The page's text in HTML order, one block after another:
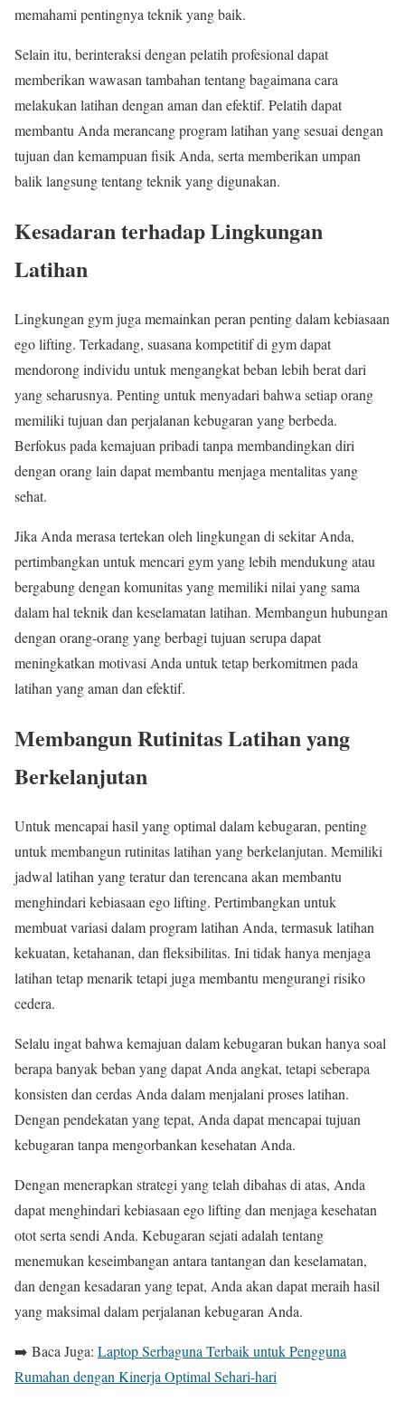
memahami pentingnya teknik yang baik.
Selain itu, berinteraksi dengan pelatih profesional dapat
memberikan wawasan tambahan tentang bagaimana cara
melakukan latihan dengan aman dan efektif. Pelatih dapat
membantu Anda merancang program latihan yang sesuai dengan
tujuan dan kemampuan fisik Anda, serta memberikan umpan
balik langsung tentang teknik yang digunakan.
Kesadaran terhadap Lingkungan
Latihan
Lingkungan gym juga memainkan peran penting dalam kebiasaan
ego lifting. Terkadang, suasana kompetitif di gym dapat
mendorong individu untuk mengangkat beban lebih berat dari
yang seharusnya. Penting untuk menyadari bahwa setiap orang
memiliki tujuan dan perjalanan kebugaran yang berbeda.
Berfokus pada kemajuan pribadi tanpa membandingkan diri
dengan orang lain dapat membantu menjaga mentalitas yang
sehat.
Jika Anda merasa tertekan oleh lingkungan di sekitar Anda,
pertimbangkan untuk mencari gym yang lebih mendukung atau
bergabung dengan komunitas yang memiliki nilai yang sama
dalam hal teknik dan keselamatan latihan. Membangun hubungan
dengan orang-orang yang berbagi tujuan serupa dapat
meningkatkan motivasi Anda untuk tetap berkomitmen pada
latihan yang aman dan efektif.
Membangun Rutinitas Latihan yang
Berkelanjutan
Untuk mencapai hasil yang optimal dalam kebugaran, penting
untuk membangun rutinitas latihan yang berkelanjutan. Memiliki
jadwal latihan yang teratur dan terencana akan membantu
menghindari kebiasaan ego lifting. Pertimbangkan untuk
membuat variasi dalam program latihan Anda, termasuk latihan
kekuatan, ketahanan, dan fleksibilitas. Ini tidak hanya menjaga
latihan tetap menarik tetapi juga membantu mengurangi risiko
cedera.
Selalu ingat bahwa kemajuan dalam kebugaran bukan hanya soal
berapa banyak beban yang dapat Anda angkat, tetapi seberapa
konsisten dan cerdas Anda dalam menjalani proses latihan.
Dengan pendekatan yang tepat, Anda dapat mencapai tujuan
kebugaran tanpa mengorbankan kesehatan Anda.
Dengan menerapkan strategi yang telah dibahas di atas, Anda
dapat menghindari kebiasaan ego lifting dan menjaga kesehatan
otot serta sendi Anda. Kebugaran sejati adalah tentang
menemukan keseimbangan antara tantangan dan keselamatan,
dan dengan kesadaran yang tepat, Anda akan dapat meraih hasil
yang maksimal dalam perjalanan kebugaran Anda.
➡️ Baca Juga: Laptop Serbaguna Terbaik untuk Pengguna
Rumahan dengan Kinerja Optimal Sehari-hari